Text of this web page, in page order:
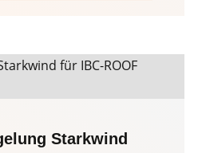
Starkwind